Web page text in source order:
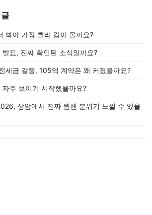
봐야 가장 빨리 감이 올까요?
표, 진짜 확인된 소식일까요?
세금 갈등, 105억 계약은 왜 커졌을까요?
주 보이기 시작했을까요?
상암에서 진짜 뮌헨 분위기 느낄 수 있을